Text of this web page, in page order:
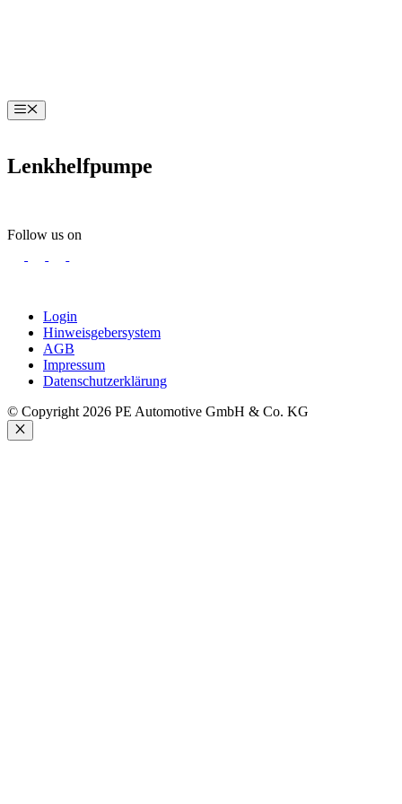
Menü
Lenkhelfpumpe
Follow us on
Login
Hinweisgebersystem
AGB
Impressum
Datenschutzerklärung
© Copyright 2026 PE Automotive GmbH & Co. KG
Schließen